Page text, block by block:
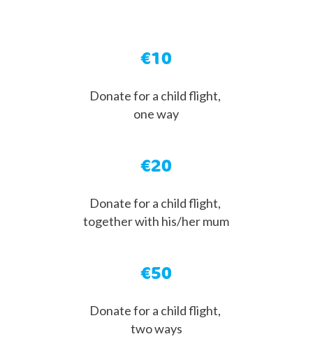
€10
Donate for a child flight,
one way
€20
Donate for a child flight,
together with his/her mum
€50
Donate for a child flight,
two ways